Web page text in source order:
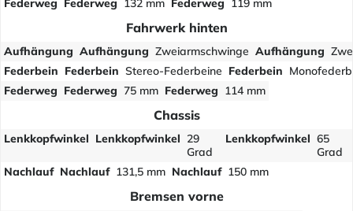
Federweg Federweg 132 mm Federweg 119 mm
Fahrwerk hinten
Aufhängung Aufhängung Zweiarmschwinge Aufhängung
Federbein Federbein Stereo-Federbeine Federbein
Federweg Federweg 75 mm Federweg 114 mm
Chassis
Lenkkopfwinkel Lenkkopfwinkel 29
Grad
Lenkkopfwinkel 65
Grad
Nachlauf Nachlauf 131,5 mm Nachlauf 150 mm
Bremsen vorne